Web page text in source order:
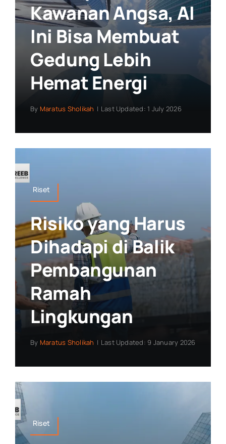
Kawanan Angsa, AI
Ini Bisa Membuat
Gedung Lebih
Hemat Energi
By Maratus Sholikah | Last Updated: 1 July 2026
Riset
Risiko yang Harus
Dihadapi di Balik
Pembangunan
Ramah
Lingkungan
By Maratus Sholikah | Last Updated: 9 January 2026
Riset